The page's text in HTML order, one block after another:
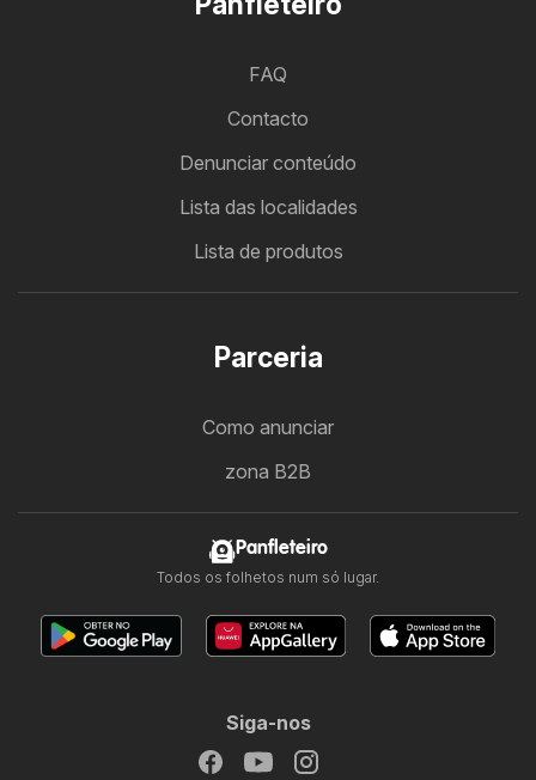
FAQ
Contacto
Denunciar conteúdo
Lista das localidades
Lista de produtos
Parceria
Como anunciar
zona B2B
Panfleteiro
Todos os folhetos num só lugar.
Siga-nos